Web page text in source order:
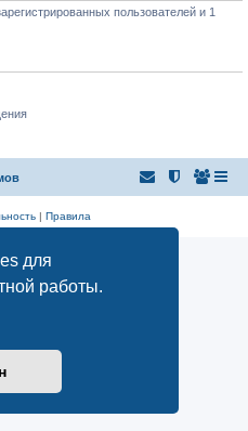
для
работы.
пользователей и 1
| Правила